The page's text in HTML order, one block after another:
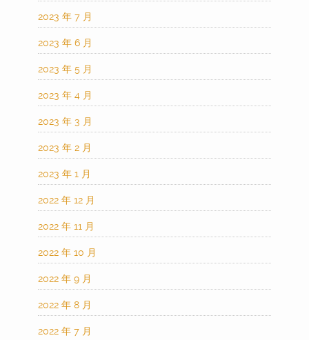
2023 年 7 月
2023 年 6 月
2023 年 5 月
2023 年 4 月
2023 年 3 月
2023 年 2 月
2023 年 1 月
2022 年 12 月
2022 年 11 月
2022 年 10 月
2022 年 9 月
2022 年 8 月
2022 年 7 月